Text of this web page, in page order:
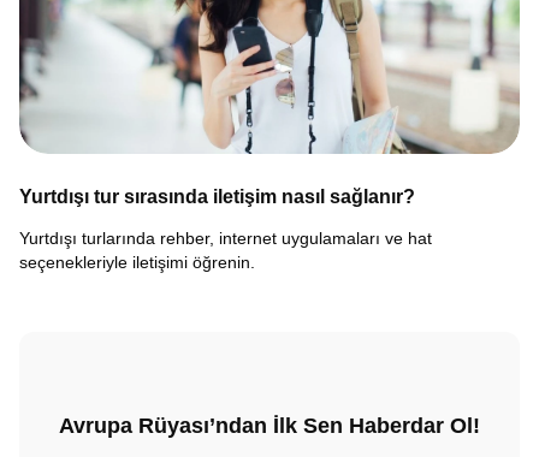
Yurtdışı tur sırasında iletişim nasıl sağlanır?
Yurtdışı turlarında rehber, internet uygulamaları ve hat
seçenekleriyle iletişimi öğrenin.
Avrupa Rüyası’ndan İlk Sen Haberdar Ol!